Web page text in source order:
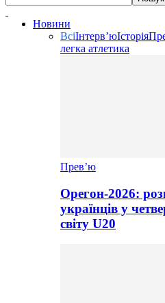
Новини
ВсіІнтерв’юІсторія
легка атлетика
Прев’ю
Орегон-2026:
українців у
світу U20